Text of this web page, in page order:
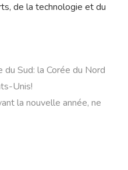
de la technologie et du
Sud: la Corée du Nord
Unis!
la nouvelle année, ne